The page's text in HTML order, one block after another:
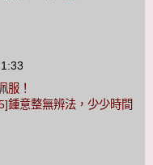
服！
鍾意整無辨法，少少時間